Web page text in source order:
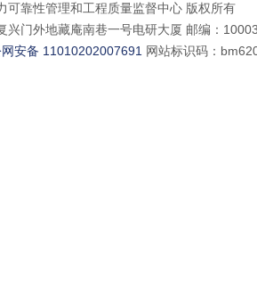
可靠性管理和工程质量监督中心 版权所有
兴门外地藏庵南巷一号电研大厦 邮编：
安备 11010202007691 网站标识码：